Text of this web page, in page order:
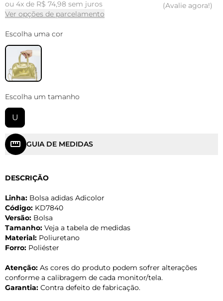
ou 4x de R$ 74,98 sem juros
Ver opções de parcelamento
Avalie agora!
Escolha uma cor
Escolha um tamanho
U
GUIA DE MEDIDAS
DESCRIÇÃO
Linha: Bolsa adidas Adicolor
Código: KD7840
Versão: Bolsa
Tamanho: Veja a tabela de medidas
Material: Poliuretano
Forro: Poliéster
Atenção: As cores do produto podem sofrer alterações
conforme a calibragem de cada monitor/tela.
Garantia: Contra defeito de fabricação.